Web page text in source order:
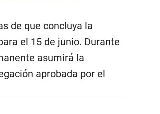
de que concluya la
el 15 de junio. Durante
asumirá la
aprobada por el